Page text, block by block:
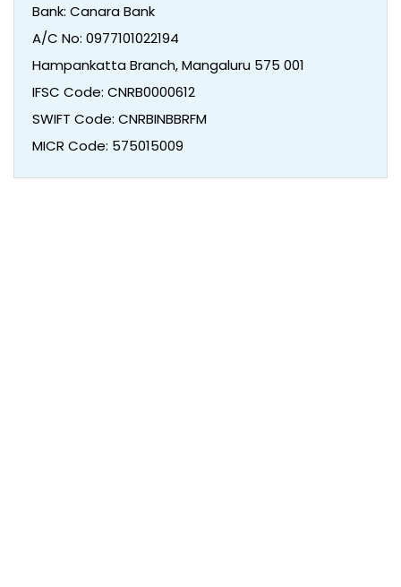
Bank: Canara Bank
A/C No: 0977101022194
Hampankatta Branch, Mangaluru 575 001
IFSC Code: CNRB0000612
SWIFT Code: CNRBINBBRFM
MICR Code: 575015009